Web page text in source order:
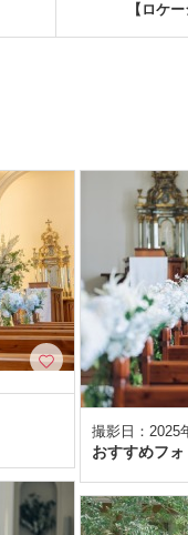
【ロケ
撮影日：2025
おすすめフォ